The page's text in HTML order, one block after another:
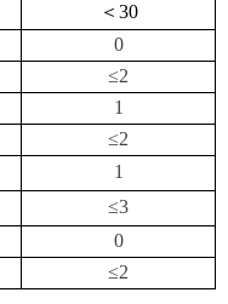
＜ 30
0
≤2
1
≤2
1
≤3
0
≤2